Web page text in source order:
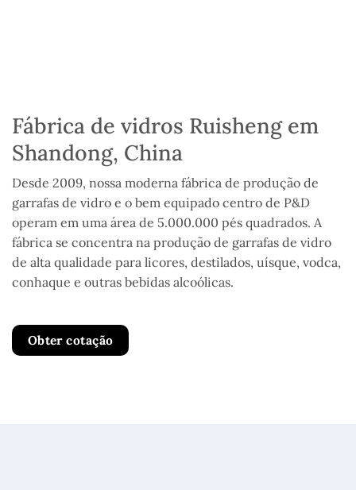
Fábrica de vidros Ruisheng em
Shandong, China
Desde 2009, nossa moderna fábrica de produção de
garrafas de vidro e o bem equipado centro de P&D
operam em uma área de 5.000.000 pés quadrados. A
fábrica se concentra na produção de garrafas de vidro
de alta qualidade para licores, destilados, uísque, vodca,
conhaque e outras bebidas alcoólicas.
Obter cotação